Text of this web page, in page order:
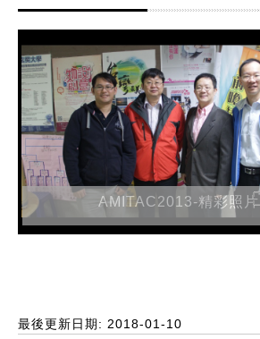
AMITAC2013-精彩照片
最後更新日期: 2018-01-10